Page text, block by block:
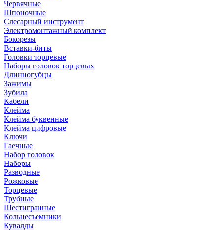
Червячные
Шпоночные
Слесарный инструмент
Электромонтажный комплект
Бокорезы
Вставки-биты
Головки торцевые
Наборы головок торцевых
Длинногубцы
Зажимы
Зубила
Кабели
Клейма
Клейма буквенные
Клейма цифровые
Ключи
Гаечные
Набор головок
Наборы
Разводные
Рожковые
Торцевые
Трубные
Шестигранные
Кольцесъемники
Кувалды